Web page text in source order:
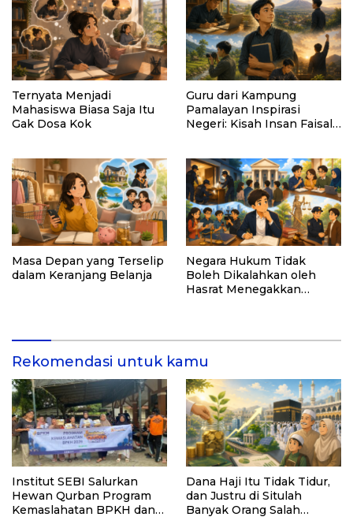
Ternyata Menjadi
Mahasiswa Biasa Saja Itu
Gak Dosa Kok
Guru dari Kampung
Pamalayan Inspirasi
Negeri: Kisah Insan Faisal
Pelosok Negeri”
Masa Depan yang Terselip
dalam Keranjang Belanja
Negara Hukum Tidak
Boleh Dikalahkan oleh
Hasrat Menegakkan
Rekomendasi untuk kamu
Institut SEBI Salurkan
Hewan Qurban Program
Kemaslahatan BPKH dan
Dana Haji Itu Tidak Tidur,
dan Justru di Situlah
Banyak Orang Salah